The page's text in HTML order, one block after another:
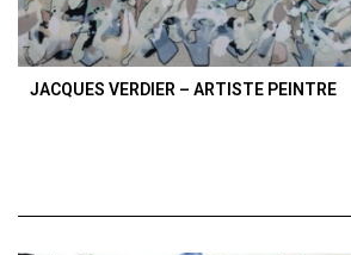
JACQUES VERDIER – ARTISTE PEINTRE